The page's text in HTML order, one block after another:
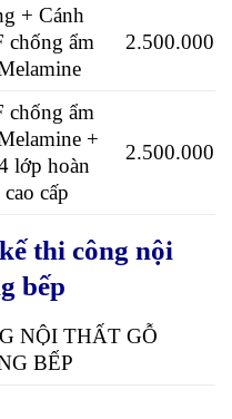
+ Cánh
chống ẩm
2.500.000
chống ẩm
+
lớp hoàn
cấp
2.500.000
thi công nội
bếp
NỘI THẤT GỖ
BẾP